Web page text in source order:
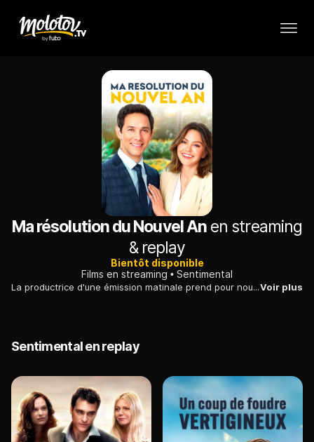
Ma résolution du Nouvel An en streaming
& replay
Bientôt disponible
Films en streaming
Sentimental
La productrice d'une émission matinale prend pour nouvel an la résolution d'arrêter de dire non à tout. Le destin place sur sa route un charmant garçon.Voir plus
Sentimental en replay